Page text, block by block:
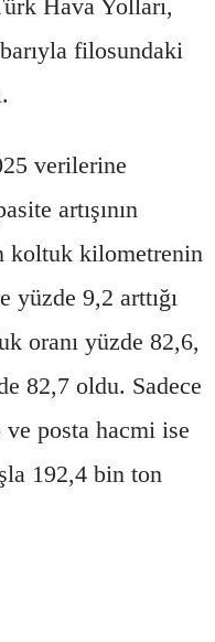
Hava Yolları,
filosundaki
verilerine
artışının
koltuk kilometrenin
yüzde 9,2 arttığı
oranı yüzde 82,6,
82,7 oldu. Sadece
ve posta hacmi ise
192,4 bin ton